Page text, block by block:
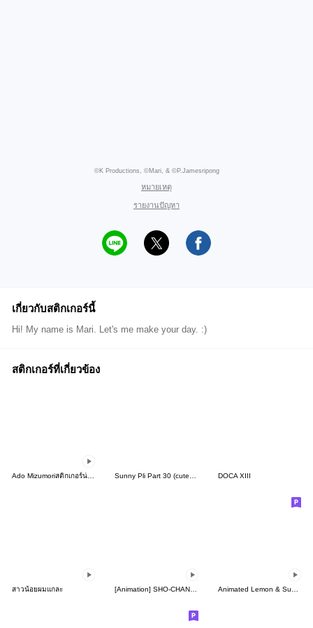
©K Productions, ©Mari, & ©P.Jamesripong
หมายเหตุ
รายงานปัญหา
เกี่ยวกับสติกเกอร์นี้
Hi! My name is Mari. Let's me make your day. :)
สติกเกอร์ที่เกี่ยวข้อง
Ado Mizumoriสติกเกอร์น่าร๊าก Sunny Pli Part 30 (cute daily life) DOCA XIII
สาวน้อยผมแกละ